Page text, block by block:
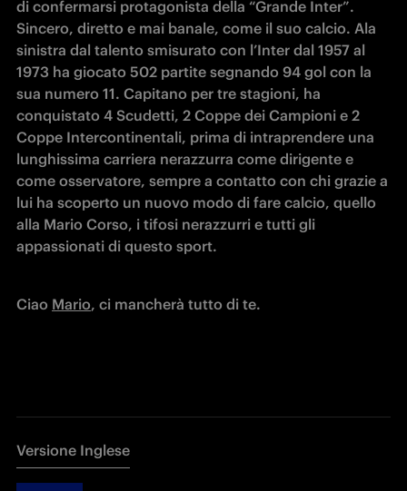
di confermarsi protagonista della “Grande Inter”.
Sincero, diretto e mai banale, come il suo calcio. Ala
sinistra dal talento smisurato con l’Inter dal 1957 al
1973 ha giocato 502 partite segnando 94 gol con la
sua numero 11. Capitano per tre stagioni, ha
conquistato 4 Scudetti, 2 Coppe dei Campioni e 2
Coppe Intercontinentali, prima di intraprendere una
lunghissima carriera nerazzurra come dirigente e
come osservatore, sempre a contatto con chi grazie a
lui ha scoperto un nuovo modo di fare calcio, quello
alla Mario Corso, i tifosi nerazzurri e tutti gli
appassionati di questo sport.
Ciao Mario, ci mancherà tutto di te.
Versione Inglese